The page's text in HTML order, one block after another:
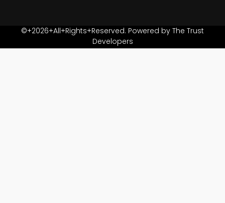
©+2026+All+Rights+Reserved. Powered by The Trust
Developers